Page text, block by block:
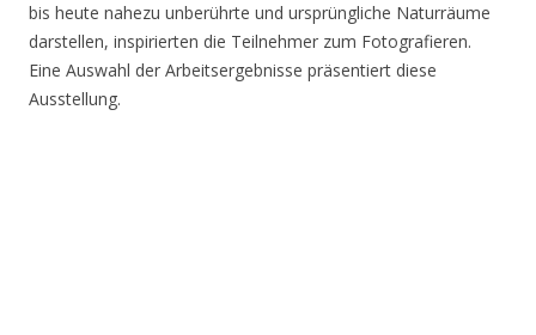
bis heute nahezu unberührte und ursprüngliche Naturräume
darstellen, inspirierten die Teilnehmer zum Fotografieren.
Eine Auswahl der Arbeitsergebnisse präsentiert diese
Ausstellung.